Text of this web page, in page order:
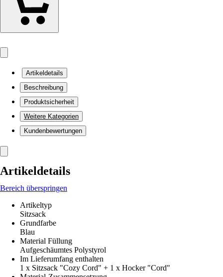
Artikeldetails
Beschreibung
Produktsicherheit
Weitere Kategorien
Kundenbewertungen
Artikeldetails
Bereich überspringen
Artikeltyp
Sitzsack
Grundfarbe
Blau
Material Füllung
Aufgeschäumtes Polystyrol
Im Lieferumfang enthalten
1 x Sitzsack "Cozy Cord" + 1 x Hocker "Cord"